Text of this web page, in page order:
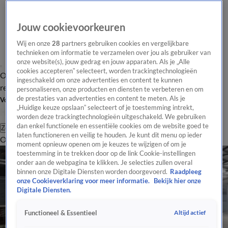
Overzicht Laatste nieuws Regionieuws Het beste van Hart
Tip de
redactie
Volg Hart van Nederland
Zoeken
OverzichtRegioUitzendingenWeerTip de redactiePanelVideo's
Jouw cookievoorkeuren
Wij en onze28 partners gebruiken cookies en vergelijkbare
technieken om informatie te verzamelen over jou als gebruiker van
onze website(s), jouw gedrag en jouw apparaten. Als je „Alle
cookies accepteren” selecteert, worden trackingtechnologieën
ingeschakeld om onze advertenties en content te kunnen
personaliseren, onze producten en diensten te verbeteren en om
de prestaties van advertenties en content te meten. Als je
„Huidige keuze opslaan” selecteert of je toestemming intrekt,
worden deze trackingtechnologieën uitgeschakeld. We gebruiken
dan enkel functionele en essentiële cookies om de website goed te
laten functioneren en veilig te houden. Je kunt dit menu op ieder
moment opnieuw openen om je keuzes te wijzigen of om je
toestemming in te trekken door op de link Cookie-instellingen
onder aan de webpagina te klikken. Je selecties zullen overal
binnen onze Digitale Diensten worden doorgevoerd. Raadpleeg
onze Cookieverklaring voor meer informatie.
Bekijk hier onze
Digitale Diensten.
Functioneel & Essentieel Altijd actief